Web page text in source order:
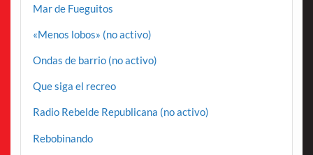
Mar de Fueguitos
«Menos lobos» (no activo)
Ondas de barrio (no activo)
Que siga el recreo
Radio Rebelde Republicana (no activo)
Rebobinando